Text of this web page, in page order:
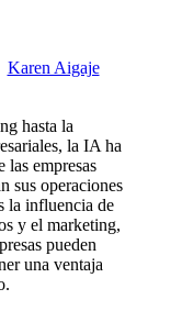
Karen Aigaje
hasta la
la IA ha
las empresas
sus operaciones
la influencia de
y el marketing,
pueden
una ventaja